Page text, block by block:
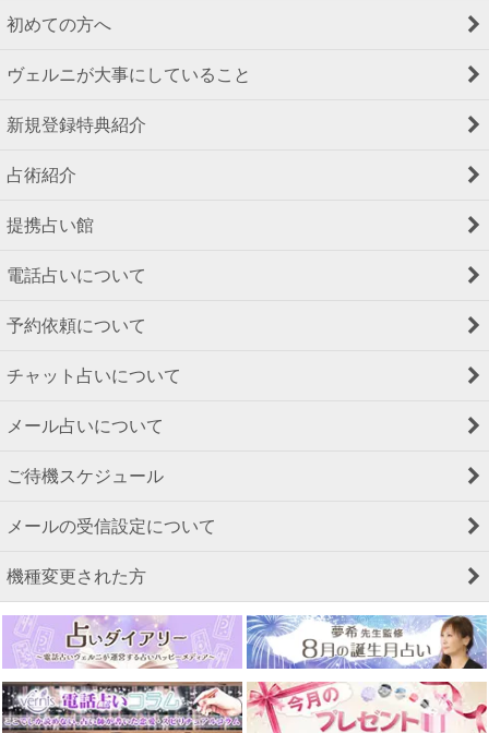
初めての方へ
ヴェルニが大事にしていること
新規登録特典紹介
占術紹介
提携占い館
電話占いについて
予約依頼について
チャット占いについて
メール占いについて
ご待機スケジュール
メールの受信設定について
機種変更された方